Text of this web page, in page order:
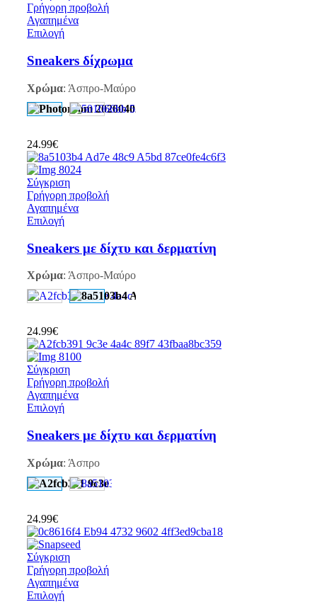
Γρήγορη προβολή
Αγαπημένα
Επιλογή
Sneakers δίχρωμα
Χρώμα: Άσπρο-Μαύρο
24.99€
Σύγκριση
Γρήγορη προβολή
Αγαπημένα
Επιλογή
Sneakers με δίχτυ και δερματίνη
Χρώμα: Άσπρο-Μαύρο
24.99€
Σύγκριση
Γρήγορη προβολή
Αγαπημένα
Επιλογή
Sneakers με δίχτυ και δερματίνη
Χρώμα: Άσπρο
24.99€
Σύγκριση
Γρήγορη προβολή
Αγαπημένα
Επιλογή